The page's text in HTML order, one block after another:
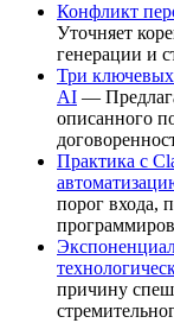
Конфликт
Уточняет
генерации и
Три ключевых
AI —
описанного
Практика с
порог входа,
причину